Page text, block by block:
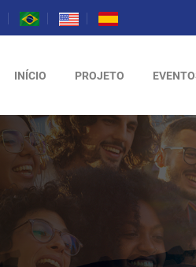
INÍCIO PROJETO